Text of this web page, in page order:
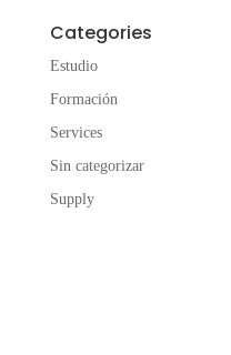
Categories
Estudio
Formación
Services
Sin categorizar
Supply